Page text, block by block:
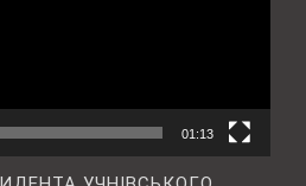
01:13